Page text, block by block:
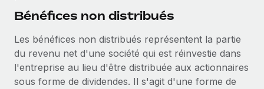
croissance mobile internationale, encourage les...
En savoir plus
Bénéfices non distribués
Les bénéfices non distribués représentent la partie
du revenu net d'une société qui est réinvestie dans
l'entreprise au lieu d'être distribuée aux actionnaires
sous forme de dividendes. Il s'agit d'une forme de